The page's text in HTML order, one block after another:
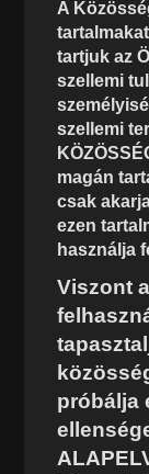
A
tartjuk az
szellemi
szellemi
magán
csak
ezen
használja
Viszont
próbálja